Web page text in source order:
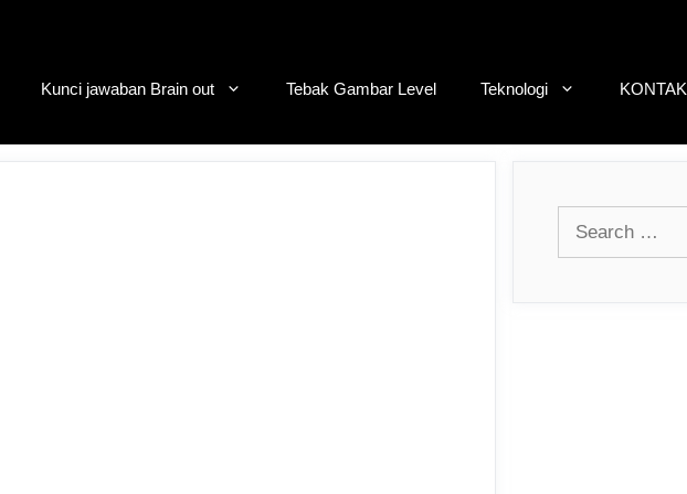
Kunci jawaban Brain out Tebak Gambar Level Teknologi KONTAK